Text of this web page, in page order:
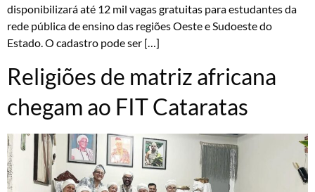
disponibilizará até 12 mil vagas gratuitas para estudantes da
rede pública de ensino das regiões Oeste e Sudoeste do
Estado. O cadastro pode ser […]
Religiões de matriz africana
chegam ao FIT Cataratas